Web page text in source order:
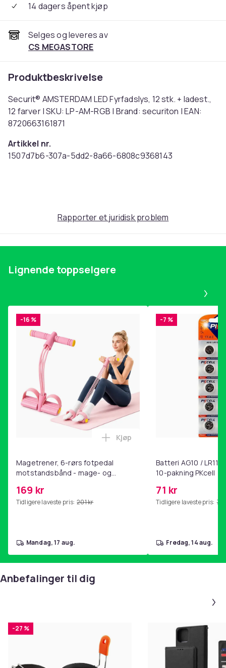
14 dagers åpent kjøp
Selges og leveres av
CS MEGASTORE
Produktbeskrivelse
Securit® AMSTERDAM LED Fyrfadslys, 12 stk. + ladest.,
12 farver | SKU: LP-AM-RGB | Brand: securiton | EAN:
8720663161871
Artikkel nr.
1507d7b6-307a-5dd2-8a66-6808c9368143
Rapporter et juridisk problem
Lignende toppselgere
-16 %
Magetrener, 6-rørs fotpedal
motstandsbånd - mage- og
hjemmegymnastikk Pink
169 kr
Tidligere laveste pris: 201 kr
Legg Magetrener, 6-rørs
Kjøp
mandag, 17 aug.
-7 %
Batteri AG10 /
10-pakning PKcell
71 kr
Tidligere laveste pris: 76
fredag, 14 aug.
Anbefalinger til dig
-27 %